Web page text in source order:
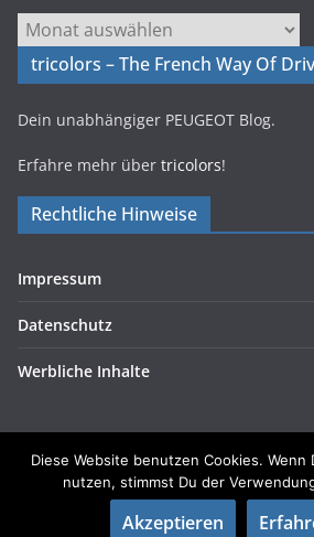
Archiv
tricolors – The French Way Of
Dein unabhängiger PEUGEOT Blog.
Erfahre mehr über tricolors!
Rechtliche Hinweise
Impressum
Datenschutz
Werbliche Inhalte
Copyright © 2026tricolors. Alle
ColorMagvon ThemeGrill.
Diese Website benutzen Cookies.
nutzen, stimmst Du der
Akzeptieren